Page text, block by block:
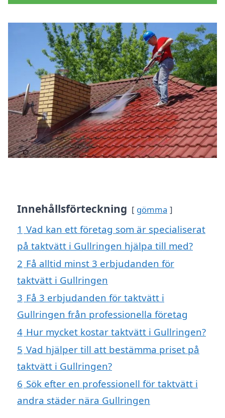
Innehållsförteckning gömma
1 Vad kan ett företag som är specialiserat
på taktvätt i Gullringen hjälpa till med?
2 Få alltid minst 3 erbjudanden för
taktvätt i Gullringen
3 Få 3 erbjudanden för taktvätt i
Gullringen från professionella företag
4 Hur mycket kostar taktvätt i Gullringen?
5 Vad hjälper till att bestämma priset på
taktvätt i Gullringen?
6 Sök efter en professionell för taktvätt i
andra städer nära Gullringen